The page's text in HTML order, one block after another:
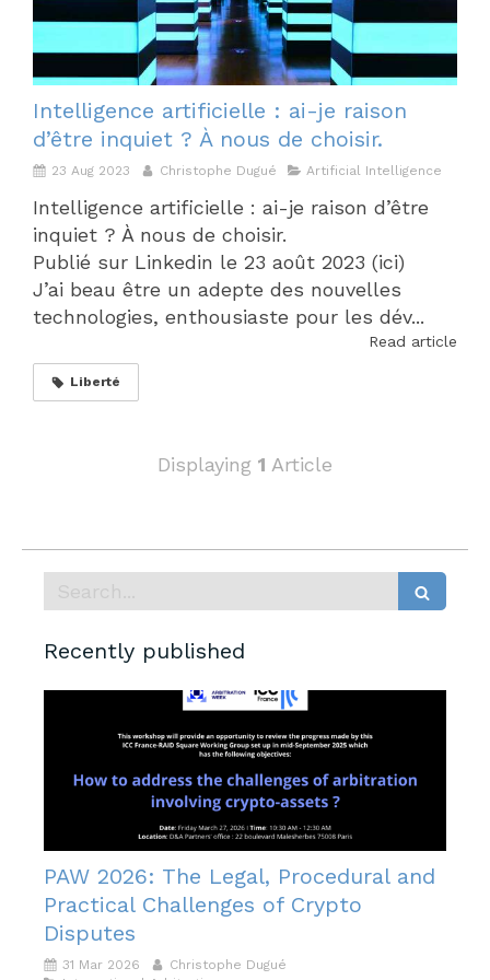
Intelligence artificielle : ai-je raison
d’être inquiet ? À nous de choisir.
23 Aug 2023 Christophe Dugué Artificial Intelligence
Intelligence artificielle : ai-je raison d’être
inquiet ? À nous de choisir.
Publié sur Linkedin le 23 août 2023 (ici)
J’ai beau être un adepte des nouvelles
technologies, enthousiaste pour les dév...
Read article
Liberté
Displaying 1 Article
Recently published
PAW 2026: The Legal, Procedural and
Practical Challenges of Crypto
Disputes
31 Mar 2026
Christophe Dugué